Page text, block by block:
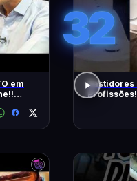
em
32
Bastidores
Profissões!